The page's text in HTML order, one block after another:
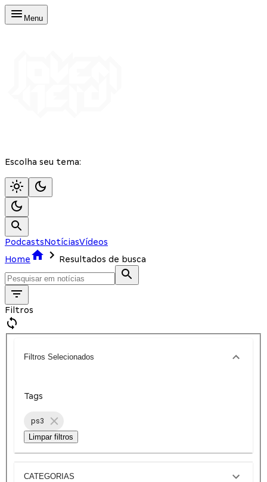
Menu
Escolha seu tema:
PodcastsNotíciasVídeos
Home
Resultados de busca
Filtros
Filtros Selecionados
Tags
ps3
Limpar filtros
CATEGORIAS